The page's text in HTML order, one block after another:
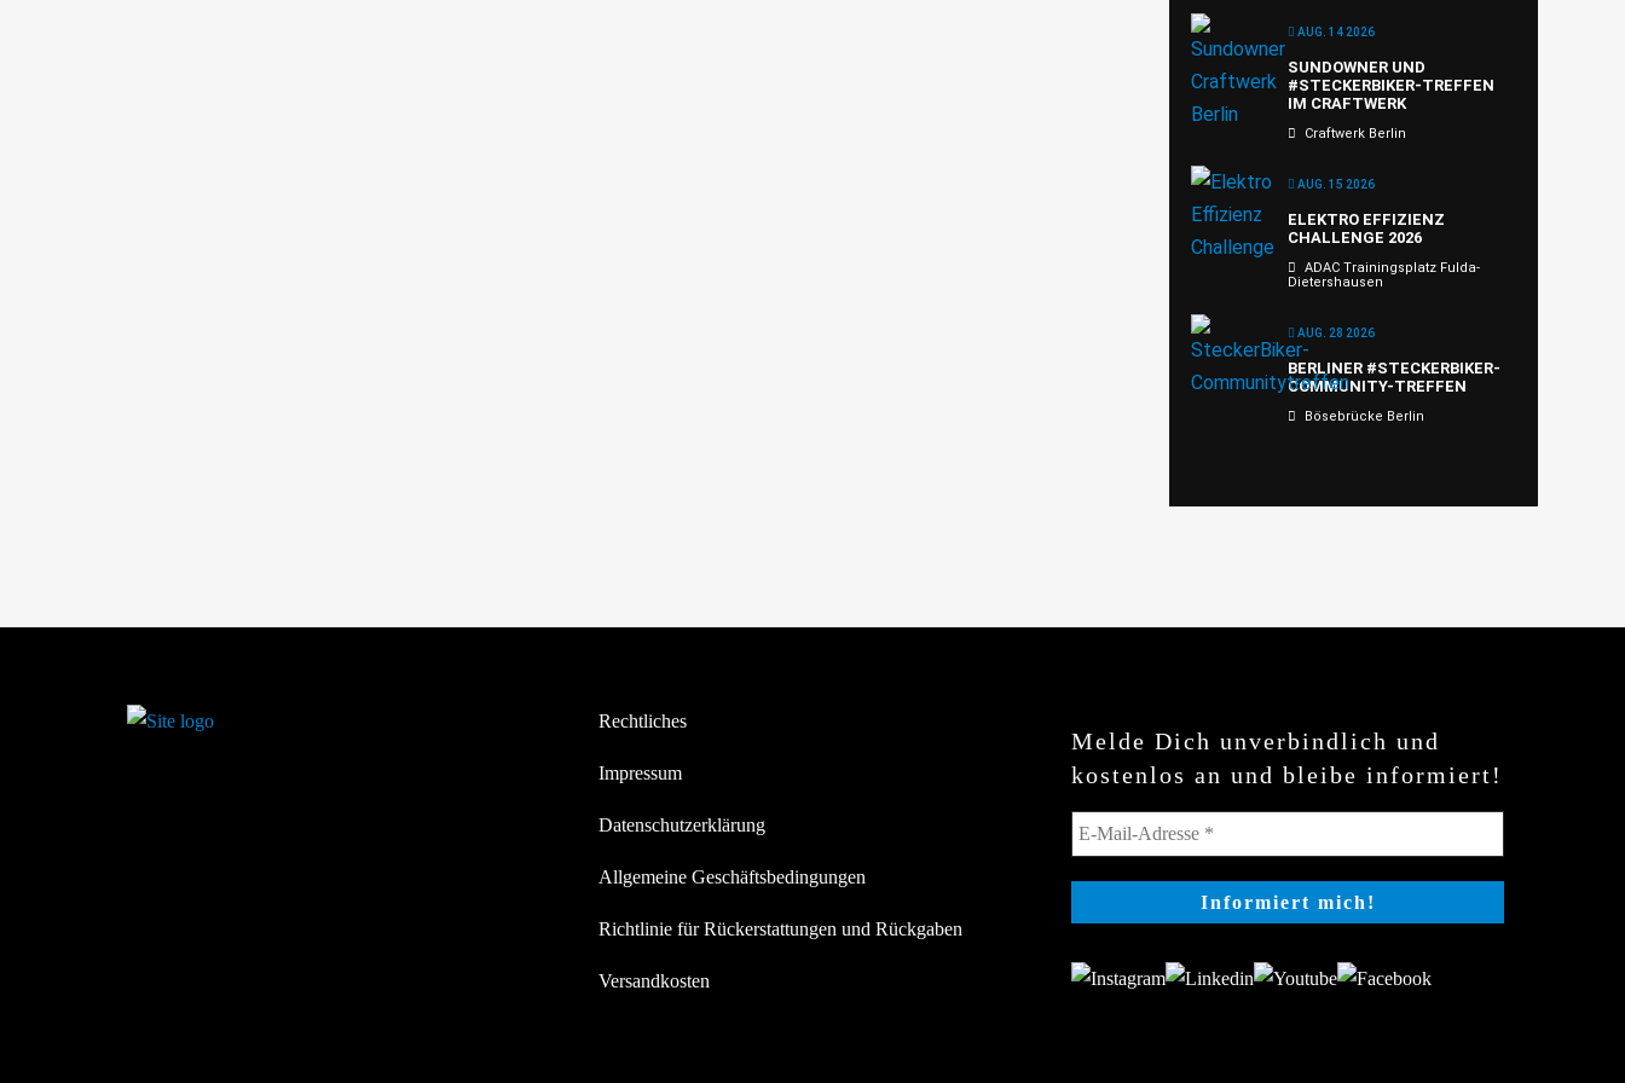
AUG. 14 2026
SUNDOWNER UND
#STECKERBIKER-TREFFEN
IM CRAFTWERK
Craftwerk Berlin
AUG. 15 2026
ELEKTRO EFFIZIENZ
CHALLENGE 2026
ADAC Trainingsplatz Fulda-
Dietershausen
AUG. 28 2026
BERLINER #STECKERBIKER-
COMMUNITY-TREFFEN
Bösebrücke Berlin
Rechtliches
Impressum
Datenschutzerklärung
Allgemeine Geschäftsbedingungen
Richtlinie für Rückerstattungen und Rückgaben
Versandkosten
Melde Dich unverbindlich und
kostenlos an und bleibe informiert!